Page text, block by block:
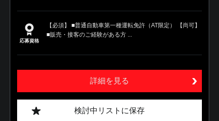
応募資格
【必須】 ■普通自動車第一種運転免許（AT限定） 【尚可】
■販売・接客のご経験がある方 ...
詳細を見る
検討中リストに保存